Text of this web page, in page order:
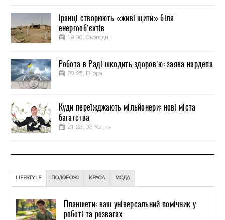
Іранці створюють «живі щити» біля
енергооб’єктів
19:00, Сьогодні
Робота в Раді шкодить здоров’ю: заява нардепа
20:25, Вчора
Куди переїжджають мільйонери: нові міста
багатства
21:23, 03 Квітня
LIFESTYLE ПОДОРОЖІ КРАСА МОДА
Планшети: ваш універсальний помічник у
роботі та розвагах